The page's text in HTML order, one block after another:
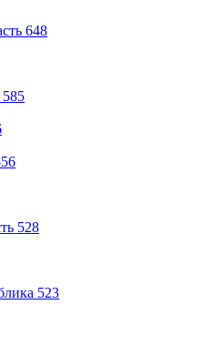
648
585
528
523